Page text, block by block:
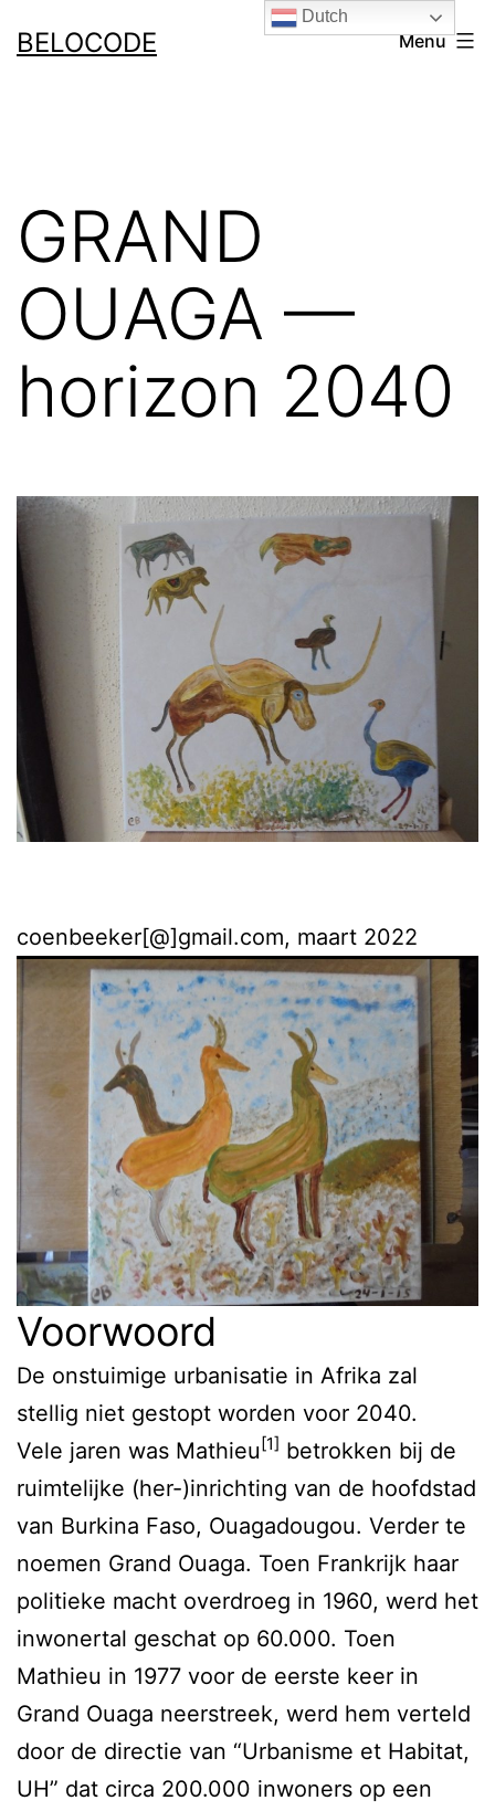
naar
BELOCODE Menu
GRAND
OUAGA —
horizon 2040
coenbeeker[@]gmail.com, maart 2022
Voorwoord
De onstuimige urbanisatie in Afrika zal
stellig niet gestopt worden voor 2040.
Vele jaren was Mathieu[1] betrokken bij de
ruimtelijke (her-)inrichting van de hoofdstad
van Burkina Faso, Ouagadougou. Verder te
noemen Grand Ouaga. Toen Frankrijk haar
politieke macht overdroeg in 1960, werd het
inwonertal geschat op 60.000. Toen
Mathieu in 1977 voor de eerste keer in
Grand Ouaga neerstreek, werd hem verteld
door de directie van “Urbanisme et Habitat,
UH” dat circa 200.000 inwoners op een
Dutch